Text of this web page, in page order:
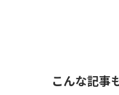
こんな記事